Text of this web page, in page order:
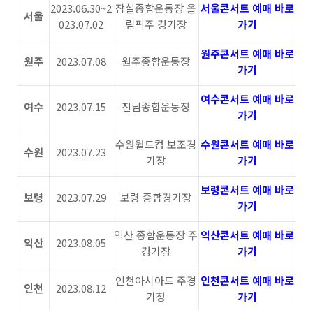
서울
2023.06.30~2
023.07.02
잠실종합운동장 올
림픽주 경기장
서울콘서트 예매 바로
가기
원주 2023.07.08 원주종합운동장
원주콘서트 예매 바로
가기
여수 2023.07.15 진남종합운동장
여수콘서트 예매 바로
가기
수원 2023.07.23
수원월드컵 보조경
기장
수원콘서트 예매 바로
가기
보령 2023.07.29 보령 종합경기장
보령콘서트 예매 바로
가기
익산 2023.08.05
익산 종합운동장 주
경기장
익산콘서트 예매 바로
가기
인천 2023.08.12
인천아시아드 주경
기장
인천콘서트 예매 바로
가기